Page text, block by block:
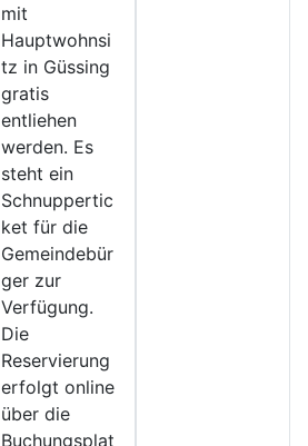
mit
Hauptwohnsi
tz in Güssing
gratis
entliehen
werden. Es
steht ein
Schnuppertic
ket für die
Gemeindebür
ger zur
Verfügung.
Die
Reservierung
erfolgt online
über die
Buchungsplat